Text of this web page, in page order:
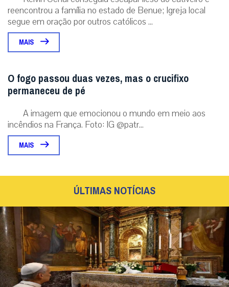
reencontrou a família no estado de Benue; Igreja local
segue em oração por outros católicos ...
MAIS
O fogo passou duas vezes, mas o crucifixo
permaneceu de pé
A imagem que emocionou o mundo em meio aos
incêndios na França. Foto: IG @patr...
MAIS
ÚLTIMAS NOTÍCIAS